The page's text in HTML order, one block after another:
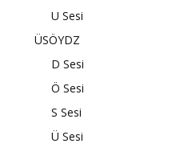
U Sesi
ÜSÖYDZ
D Sesi
Ö Sesi
S Sesi
Ü Sesi